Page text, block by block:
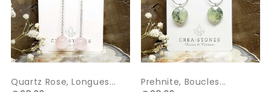
Quartz Rose, Longues... Prehnite, Boucles...